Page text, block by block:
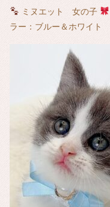
ミヌエット 女の子
ラー：ブルー＆ホワイト